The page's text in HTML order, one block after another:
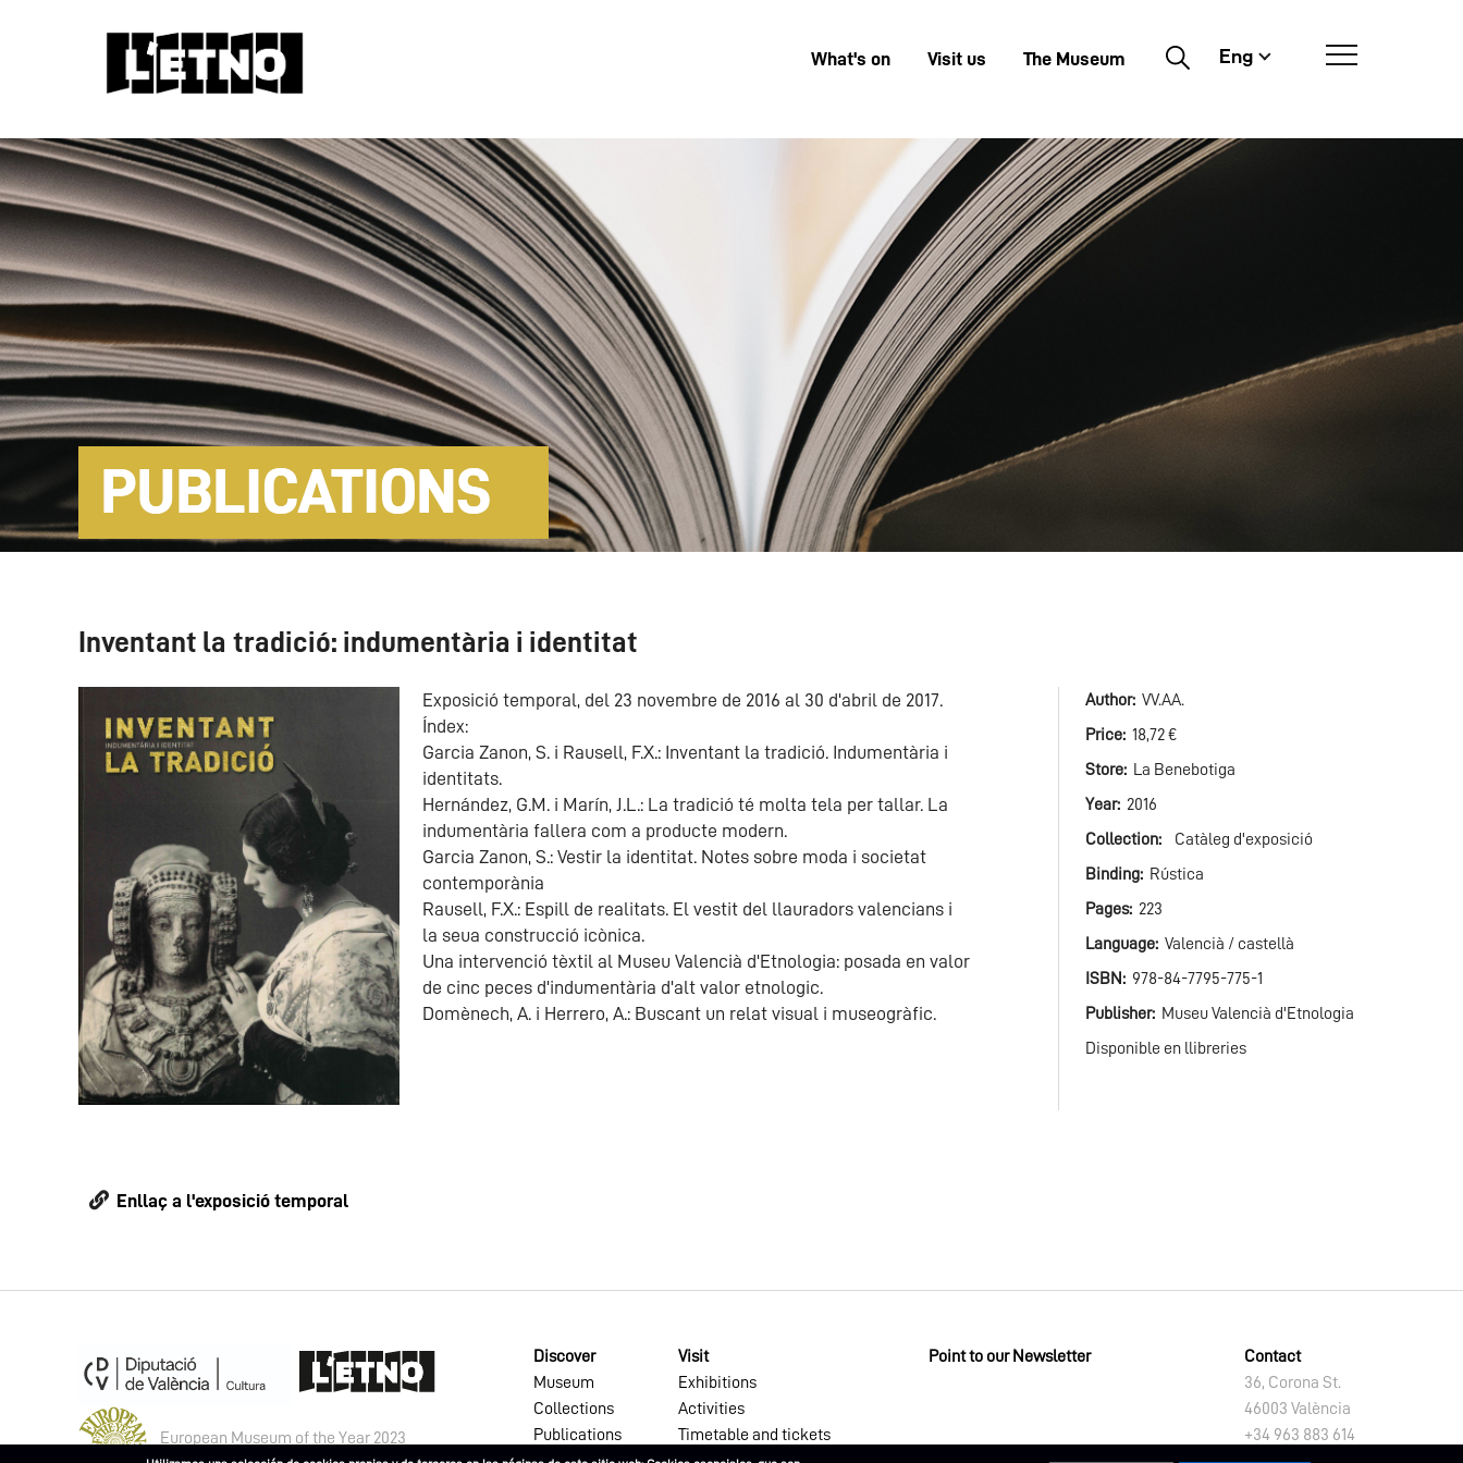
Menú
What's on Visit us The Museum Buscar Eng
PUBLICATIONS
Inventant la tradició: indumentària i identitat
Exposició temporal, del 23 novembre de 2016 al 30 d'abril de 2017.
Índex:
Garcia Zanon, S. i Rausell, F.X.: Inventant la tradició. Indumentària i
identitats.
Hernández, G.M. i Marín, J.L.: La tradició té molta tela per tallar. La
indumentària fallera com a producte modern.
Garcia Zanon, S.: Vestir la identitat. Notes sobre moda i societat
contemporània
Rausell, F.X.: Espill de realitats. El vestit del llauradors valencians i
la seua construcció icònica.
Una intervenció tèxtil al Museu Valencià d'Etnologia: posada en valor
de cinc peces d'indumentària d'alt valor etnologic.
Domènech, A. i Herrero, A.: Buscant un relat visual i museogràfic.
Author VV.AA.
Price 18,72 €
Store
La Benebotiga
Year
2016
Collection
Catàleg d'exposició
Binding
Rústica
Pages
223
Language Valencià / castellà
ISBN
978-84-7795-775-1
Publisher
Museu Valencià d'Etnologia
Disponible en llibreries
Enllaç a l'exposició temporal
European Museum of the Year 2023
Discover
Museum
Collections
Publications
Visit
Exhibitions
Activities
Timetable and tickets
Point to our Newsletter
Contact
36, Corona St.
46003 València
+34 963 883 614